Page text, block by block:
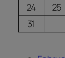
24
25
31